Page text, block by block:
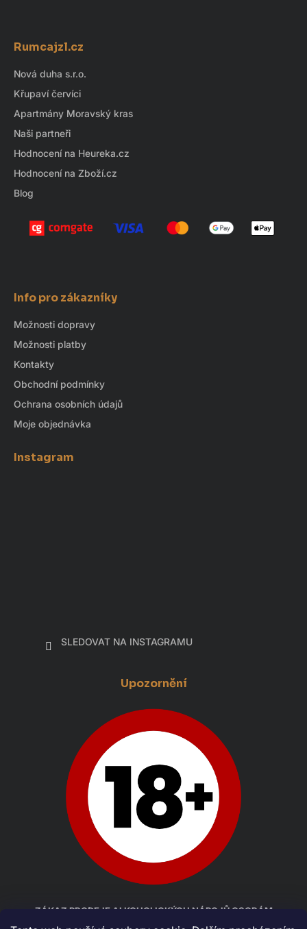
Rumcajzl.cz
Nová duha s.r.o.
Křupaví červíci
Apartmány Moravský kras
Naši partneři
Hodnocení na Heureka.cz
Hodnocení na Zboží.cz
Blog
Info pro zákazníky
Možnosti dopravy
Možnosti platby
Kontakty
Obchodní podmínky
Ochrana osobních údajů
Moje objednávka
Instagram
SLEDOVAT NA INSTAGRAMU
Upozornění
ZÁKAZ PRODEJE ALKOHOLICKÝCH NÁPOJŮ OSOBÁM